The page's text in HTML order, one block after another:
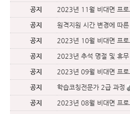
공지 2023년 11월 비대면 프
공지 원격지원 시간 변경에 따른
공지 2023년 10월 비대면 프
공지 2023년 추석 명절 및 휴무
공지 2023년 09월 비대면 프
공지 학습코칭전문가 2급 과정
공지 2023년 08월 비대면 프